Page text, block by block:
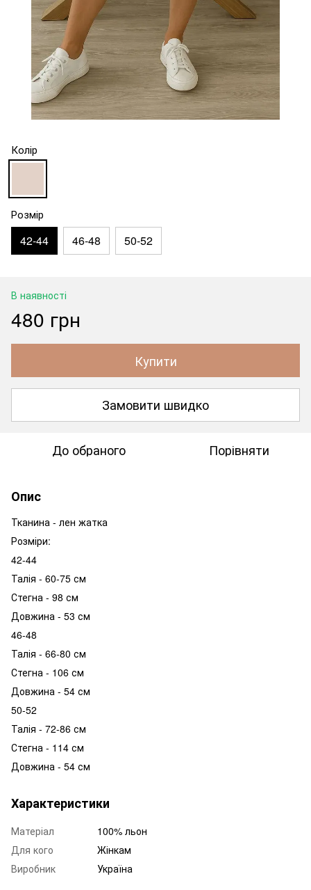
Колір
Розмір
42-44 46-48 50-52
В наявності
480 грн
Купити
Замовити швидко
До обраного Порівняти
Опис
Тканина - лен жатка
Розміри:
42-44
Талія - 60-75 см
Стегна - 98 см
Довжина - 53 см
46-48
Талія - 66-80 см
Стегна - 106 см
Довжина - 54 см
50-52
Талія - 72-86 см
Стегна - 114 см
Довжина - 54 см
Характеристики
Матеріал
100% льон
Для кого
Жінкам
Виробник
Україна